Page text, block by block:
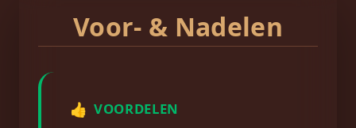
Voor- & Nadelen
👍 VOORDELEN